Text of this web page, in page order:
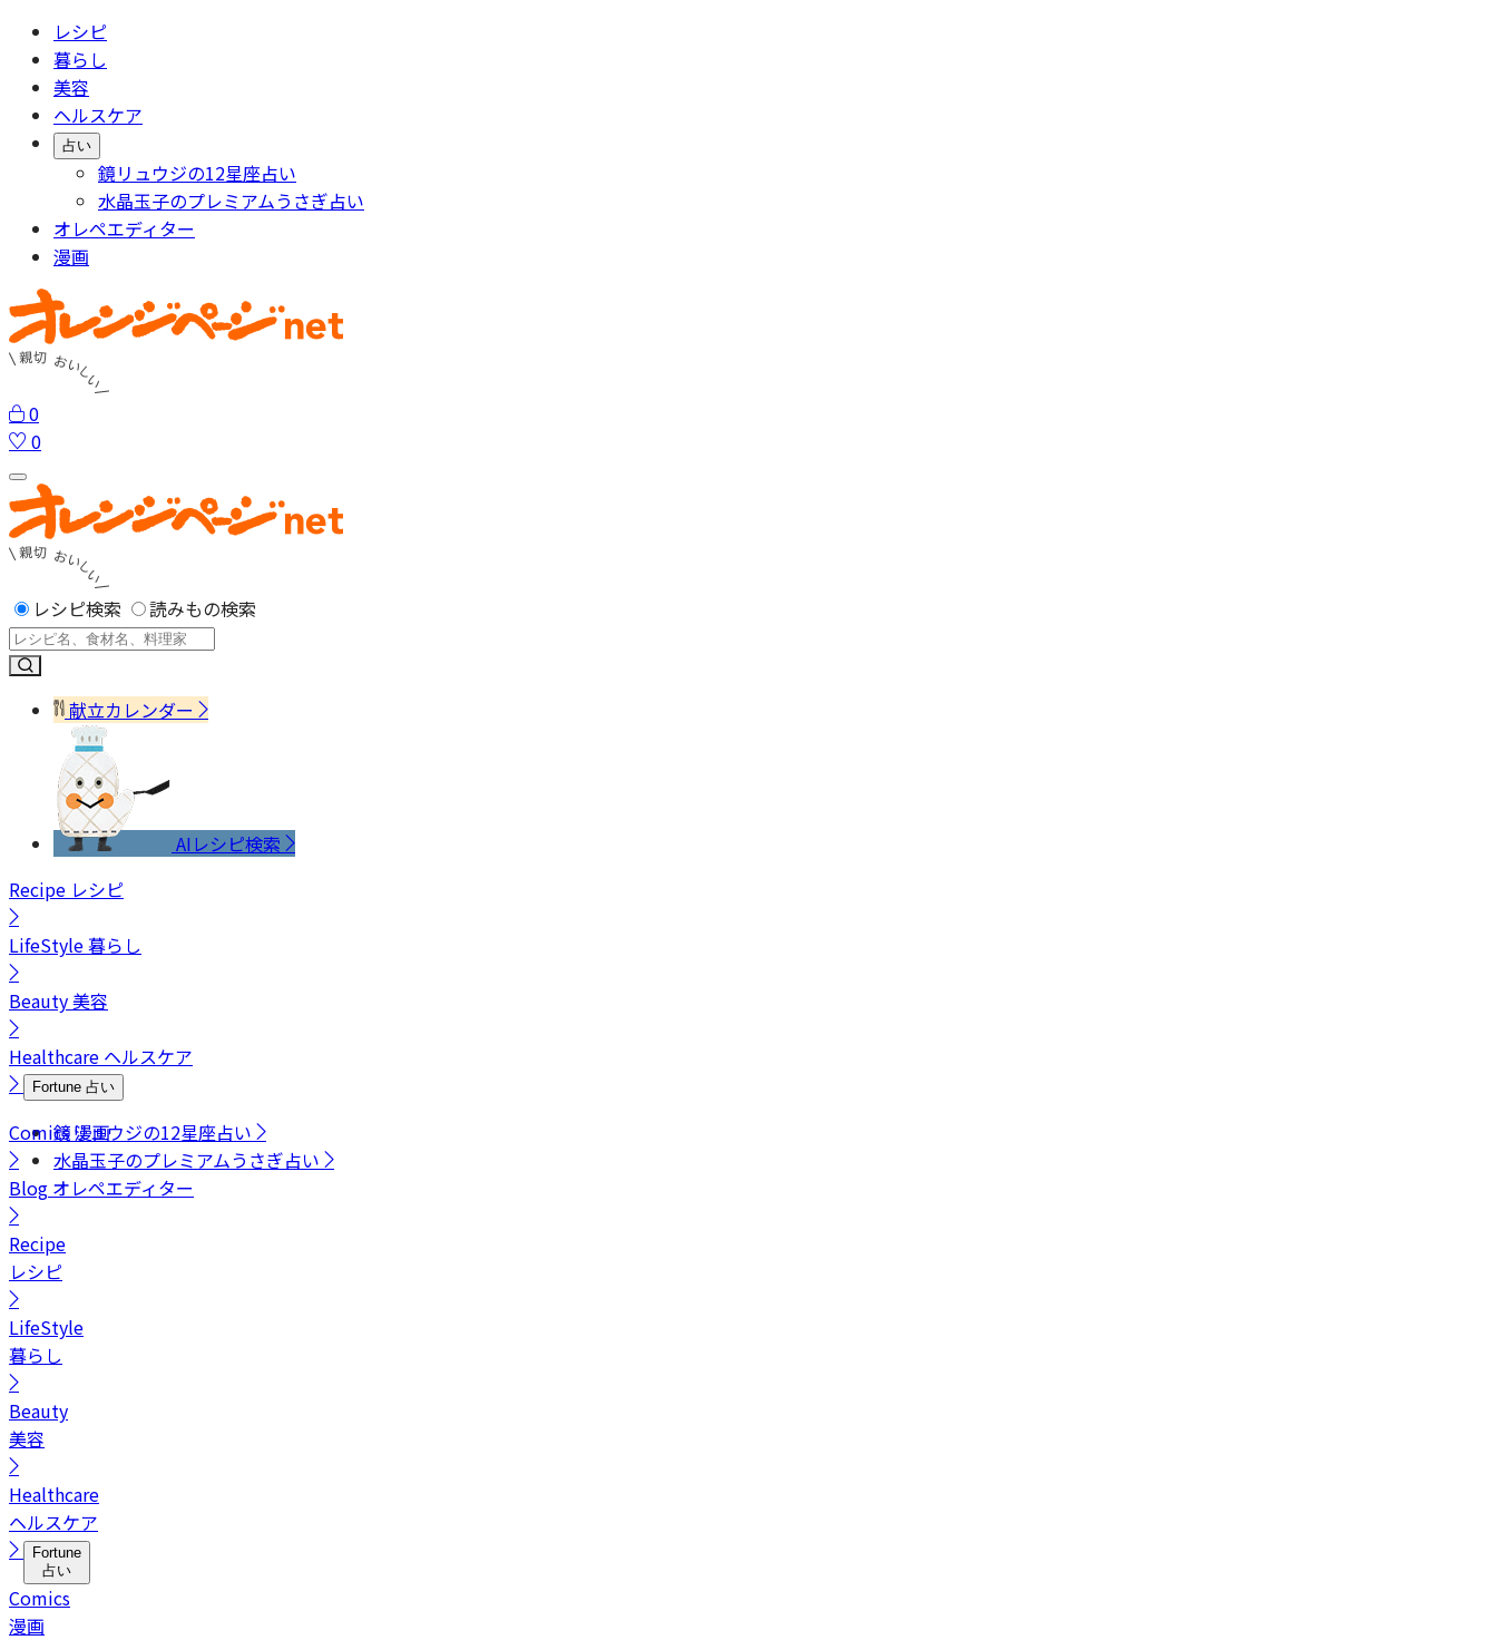
レシピ
暮らし
美容
ヘルスケア
占い
鏡リュウジの12星座占い
水晶玉子のプレミアムうさぎ占い
オレペエディター
漫画
0
0
レシピ検索 読みもの検索
献立カレンダー
AIレシピ検索
Recipe レシピ
LifeStyle暮らし
Beauty美容
Healthcare ヘルスケア
Fortune 占い
鏡リュウジの12星座占い
水晶玉子のプレミアムうさぎ占い
Comics漫画
Blog オレペエディター
Recipe
レシピ
LifeStyle
暮らし
Beauty
美容
Healthcare
ヘルスケア
Fortune
占い
Comics
漫画